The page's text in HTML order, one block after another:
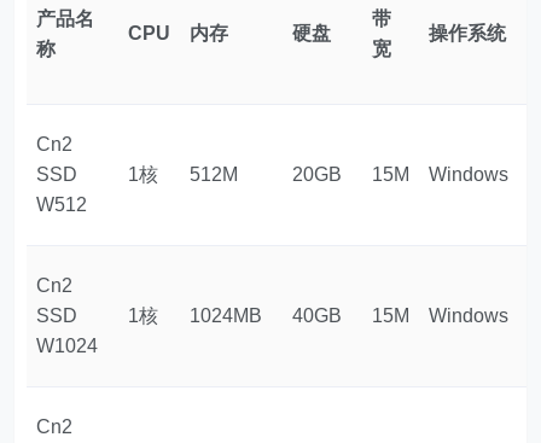
产品名
称
CPU 内存 硬盘
带
宽
操作系统
Cn2
SSD
W512
1核 512M 20GB 15M Windows
Cn2
SSD
W1024
1核 1024MB 40GB 15M Windows
Cn2